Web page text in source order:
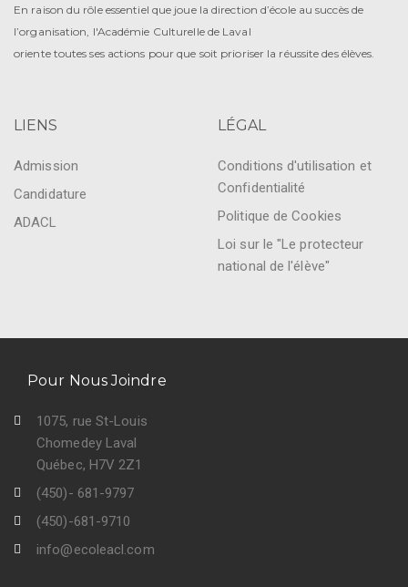
En raison du rôle essentiel que joue la direction d’école au succès de
l’organisation, l'Académie Culturelle de Laval
oriente toutes ses actions pour que soit prioriser la réussite des élèves.
LIENS
Admission
Candidature
ADACL
LÉGAL
Conditions d'utilisation et
Confidentialité
Politique de Cookies
Loi sur le "Le protecteur
national de l'élève"
Pour Nous Joindre
1075, rue St-Louis
Chomedey Laval
Québec, H7V 2Z1
(450)- 681-9797
(450)-681-9710
info@ecoleacl.com